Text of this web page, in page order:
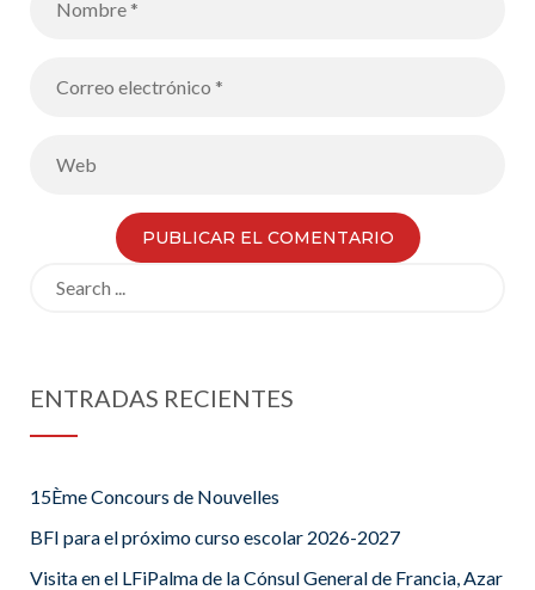
ENTRADAS RECIENTES
15Ème Concours de Nouvelles
BFI para el próximo curso escolar 2026-2027
Visita en el LFiPalma de la Cónsul General de Francia, Azar